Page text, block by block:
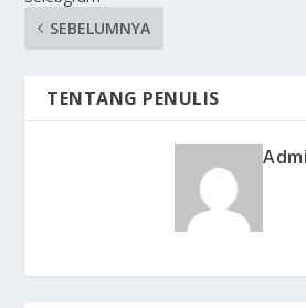
SEBELUMNYA
TENTANG PENULIS